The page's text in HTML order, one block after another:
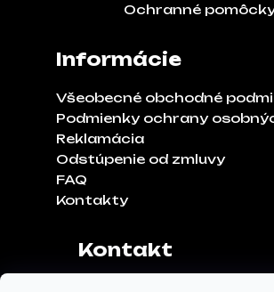
Ochranné
Informácie
Všeobecné obchodné
Podmienky ochrany
Reklamácia
Odstúpenie od zmluvy
FAQ
Kontakty
Kontakt